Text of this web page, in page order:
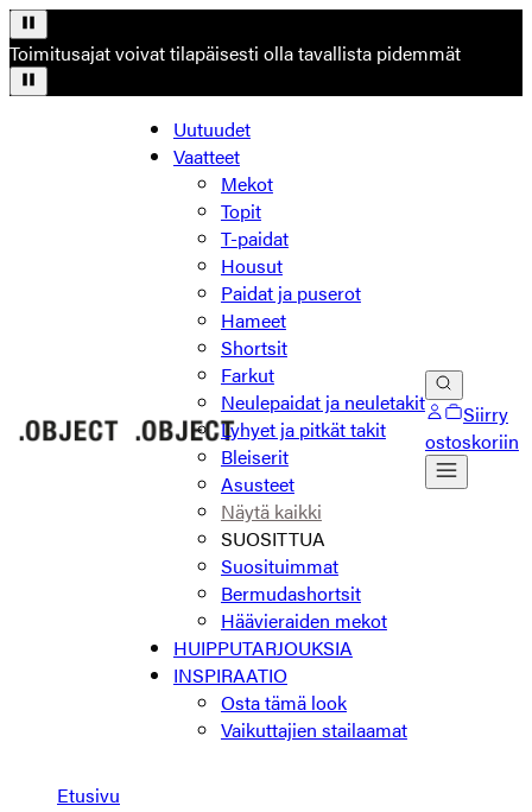
Toimitusajat voivat tilapäisesti olla tavallista pidemmät
Uutuudet
Vaatteet
Mekot
Topit
T-paidat
Housut
Paidat ja puserot
Hameet
Shortsit
Farkut
Neulepaidat ja neuletakit
Lyhyet ja pitkät takit
Bleiserit
Asusteet
Näytä kaikki
SUOSITTUA
Suosituimmat
Bermudashortsit
Häävieraiden mekot
HUIPPUTARJOUKSIA
INSPIRAATIO
Osta tämä look
Vaikuttajien stailaamat
Siirry
ostoskoriin
Etusivu